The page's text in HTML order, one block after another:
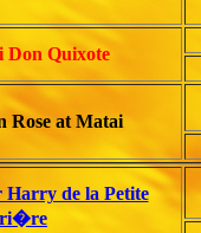
Don Quixote
Rose at Matai
Harry de la Petite